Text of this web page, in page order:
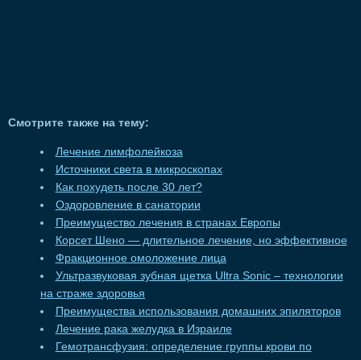
Смотрите также на тему:
Лечение лимфолейкоза
Источники света в микроскопах
Как похудеть после 30 лет?
Оздоровление в санатории
Преимущество лечения в странах Европы
Корсет Шено — длительное лечение, но эффективное
Фракционное омоложение лица
Ультразвуковая зубная щетка Ultra Sonic – технологии
на страже здоровья
Преимущества использования домашних эпиляторов
Лечение рака желудка в Израиле
Гемотрансфузия: определение группы крови по